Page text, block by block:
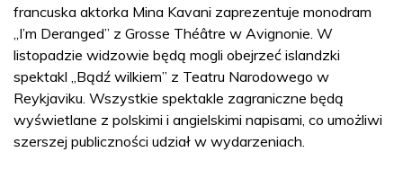
francuska aktorka Mina Kavani zaprezentuje monodram
„I’m Deranged” z Grosse Théâtre w Avignonie. W
listopadzie widzowie będą mogli obejrzeć islandzki
spektakl „Bądź wilkiem” z Teatru Narodowego w
Reykjaviku. Wszystkie spektakle zagraniczne będą
wyświetlane z polskimi i angielskimi napisami, co umożliwi
szerszej publiczności udział w wydarzeniach.